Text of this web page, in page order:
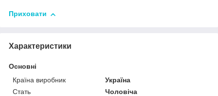
Приховати
Характеристики
Основні
Країна виробник
Україна
Стать
Чоловіча